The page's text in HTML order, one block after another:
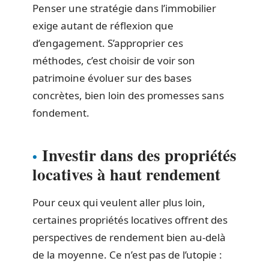
Penser une stratégie dans l’immobilier
exige autant de réflexion que
d’engagement. S’approprier ces
méthodes, c’est choisir de voir son
patrimoine évoluer sur des bases
concrètes, bien loin des promesses sans
fondement.
Investir dans des propriétés
locatives à haut rendement
Pour ceux qui veulent aller plus loin,
certaines propriétés locatives offrent des
perspectives de rendement bien au-delà
de la moyenne. Ce n’est pas de l’utopie :